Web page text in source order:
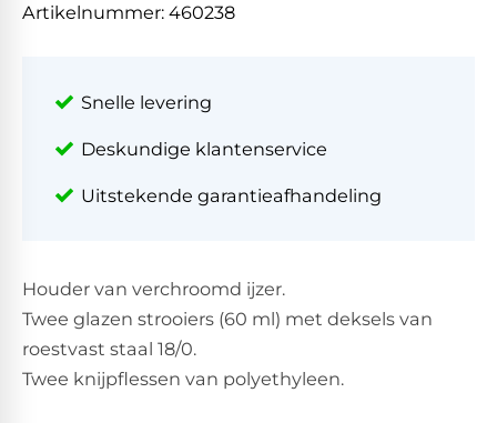
Artikelnummer: 460238
Snelle levering
Deskundige klantenservice
Uitstekende garantieafhandeling
Houder van verchroomd ijzer.
Twee glazen strooiers (60 ml) met deksels van
roestvast staal 18/0.
Twee knijpflessen van polyethyleen.